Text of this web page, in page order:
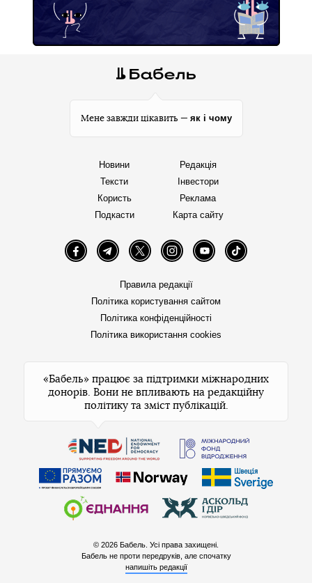
Мене завжди цікавить — як і чому
Новини
Тексти
Користь
Подкасти
Редакція
Інвестори
Реклама
Карта сайту
FacebookTelegramTwitter InstagramYouTube TikTok
Правила редакції
Політика користування сайтом
Політика конфіденційності
Політика використання cookies
«Бабель» працює за підтримки міжнародних
донорів. Вони не впливають на редакційну
політику та зміст публікацій.
© 2026 Бабель. Усі права захищені.
Бабель не проти передруків, але спочатку
напишіть редакції